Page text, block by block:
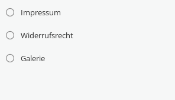
Impressum
Widerrufsrecht
Galerie